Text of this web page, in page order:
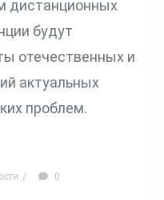
дистанционных
будут
отечественных и
актуальных
проблем.
/ 0